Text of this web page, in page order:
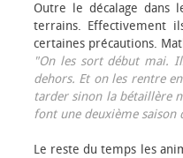
Outre le décalage dans
terrains. Effectivement
certaines précautions.
"On les sort début mai.
dehors. Et on les rentre
tarder sinon la bétaillère
font une deuxième saison
Le reste du temps les